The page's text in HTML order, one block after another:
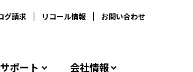
グ請求 リコール情報 お問い合わせ
ポート 会社情報